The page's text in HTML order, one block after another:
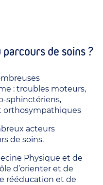
de soins ?
: troubles moteurs,
sphinctériens,
orthosympathiques
acteurs
de soins.
Physique et de
d’orienter et de
rééducation et de